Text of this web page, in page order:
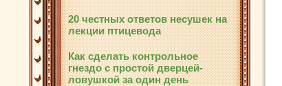
20 честных ответов несушек на
лекции птицевода
Как сделать контрольное
гнездо с простой дверцей-
ловушкой за один день